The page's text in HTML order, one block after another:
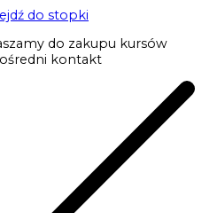
do stopki
do zakupu kursów
kontakt